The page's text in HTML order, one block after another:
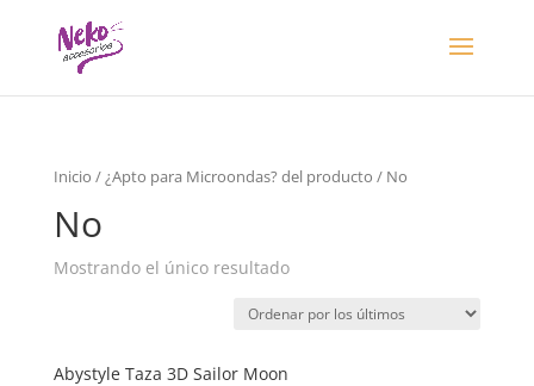
Inicio / ¿Apto para Microondas? del producto / No
No
Mostrando el único resultado
Abystyle Taza 3D Sailor Moon